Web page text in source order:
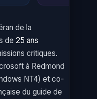
de la
de 25 ans
critiques.
à Redmond
NT4) et co-
du guide de